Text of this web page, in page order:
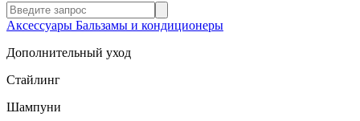
Аксессуары Бальзамы и кондиционеры
Дополнительный уход
Стайлинг
Шампуни